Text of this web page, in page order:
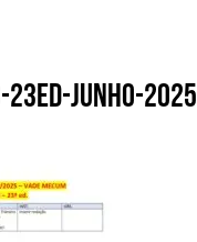
23ed-junho-2025